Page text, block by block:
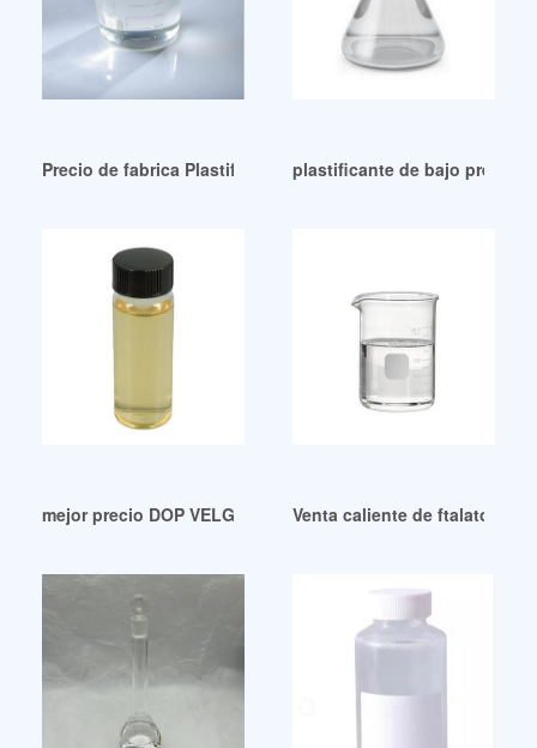
Precio de fabrica Plastificantes-Traquisa Ecuador
plastificante de bajo precio
mejor precio DOP VELG VARIASI/TUTUP VELG RACING: 2024
Venta caliente de ftalato de